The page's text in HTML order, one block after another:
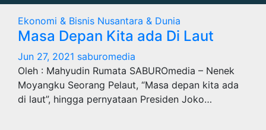
Ekonomi & Bisnis Nusantara & Dunia
Masa Depan Kita ada Di Laut
Jun 27, 2021 saburomedia
Oleh : Mahyudin Rumata SABUROmedia – Nenek
Moyangku Seorang Pelaut, “Masa depan kita ada
di laut”, hingga pernyataan Presiden Joko…